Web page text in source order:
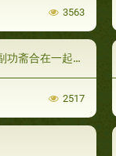
3563
起封是不正确的
2517